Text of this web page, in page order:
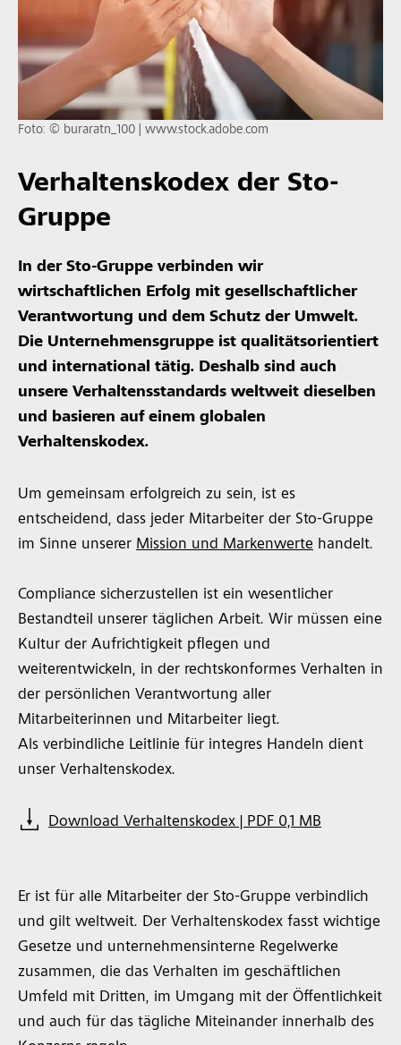
Verhaltenskodex der Sto-
Gruppe
In der Sto-Gruppe verbinden wir
wirtschaftlichen Erfolg mit gesellschaftlicher
Verantwortung und dem Schutz der Umwelt.
Die Unternehmensgruppe ist qualitätsorientiert
und international tätig. Deshalb sind auch
unsere Verhaltensstandards weltweit dieselben
und basieren auf einem globalen
Verhaltenskodex.
Um gemeinsam erfolgreich zu sein, ist es
entscheidend, dass jeder Mitarbeiter der Sto-Gruppe
im Sinne unserer Mission und Markenwerte handelt.
Compliance sicherzustellen ist ein wesentlicher
Bestandteil unserer täglichen Arbeit. Wir müssen eine
Kultur der Aufrichtigkeit pflegen und
weiterentwickeln, in der rechtskonformes Verhalten in
der persönlichen Verantwortung aller
Mitarbeiterinnen und Mitarbeiter liegt.
Als verbindliche Leitlinie für integres Handeln dient
unser Verhaltenskodex.
Download Verhaltenskodex | PDF 0,1 MB
Er ist für alle Mitarbeiter der Sto-Gruppe verbindlich
und gilt weltweit. Der Verhaltenskodex fasst wichtige
Gesetze und unternehmensinterne Regelwerke
zusammen, die das Verhalten im geschäftlichen
Umfeld mit Dritten, im Umgang mit der Öffentlichkeit
und auch für das tägliche Miteinander innerhalb des
Foto: © buraratn_100 | www.stock.adobe.com